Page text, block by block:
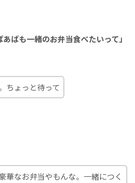
あばも一緒のお弁当食べたいって」
ちょっと待って
華なお弁当やもんな。一緒につく